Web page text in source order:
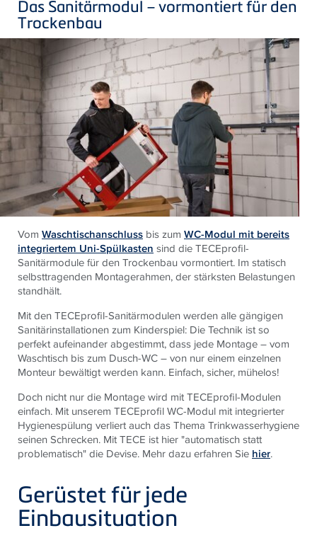
Das Sanitärmodul – vormontiert für den
Trockenbau
Vom Waschtischanschluss bis zum WC-Modul mit bereits
integriertem Uni-Spülkasten sind die TECEprofil-
Sanitärmodule für den Trockenbau vormontiert. Im statisch
selbsttragenden Montagerahmen, der stärksten Belastungen
standhält.
Mit den TECEprofil-Sanitärmodulen werden alle gängigen
Sanitärinstallationen zum Kinderspiel: Die Technik ist so
perfekt aufeinander abgestimmt, dass jede Montage – vom
Waschtisch bis zum Dusch-WC – von nur einem einzelnen
Monteur bewältigt werden kann. Einfach, sicher, mühelos!
Doch nicht nur die Montage wird mit TECEprofil-Modulen
einfach. Mit unserem TECEprofil WC-Modul mit integrierter
Hygienespülung verliert auch das Thema Trinkwasserhygiene
seinen Schrecken. Mit TECE ist hier "automatisch statt
problematisch" die Devise. Mehr dazu erfahren Sie hier.
Gerüstet für jede
Einbausituation